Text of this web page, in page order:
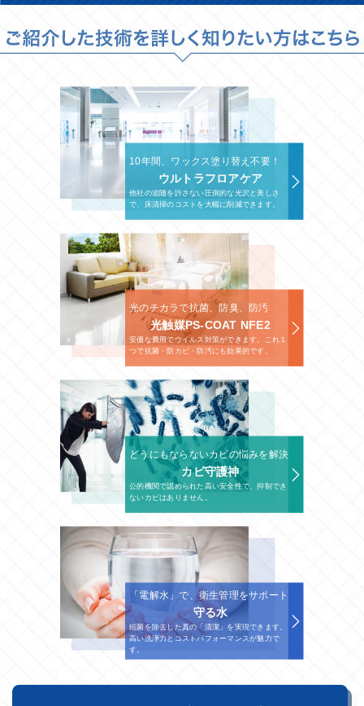
10年間、ワックス塗り替え不要！
ウルトラフロアケア
他社の追随を許さない圧倒的な光沢と美しさ
で、床清掃のコストを大幅に削減できます。
光のチカラで抗菌、防臭、防汚
光触媒PS-COAT NFE2
安価な費用でウイルス対策ができます。これ１
つで抗菌・防カビ・防汚にも効果的です。
どうにもならないカビの悩みを解決
カビ守護神
公的機関で認められた高い安全性で、抑制でき
ないカビはありません。
「電解水」で、衛生管理をサポート
守る水
細菌を除去した真の「清潔」を実現できます。
高い洗浄力とコストパフォーマンスが魅力で
す。